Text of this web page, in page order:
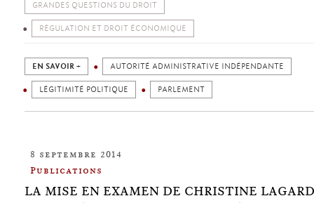
GRANDES QUESTIONS DU DROIT
RÉGULATION ET DROIT ÉCONOMIQUE
EN SAVOIR + AUTORITÉ ADMINISTRATIVE INDÉPENDANTE
LÉGITIMITÉ POLITIQUE PARLEMENT
8 septembre 2014
Publications
LA MISE EN EXAMEN DE CHRISTINE